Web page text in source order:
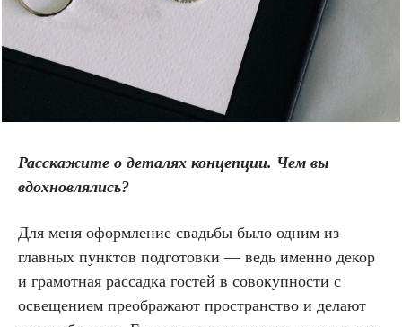
Расскажите о деталях концепции. Чем вы
вдохновлялись?
Для меня оформление свадьбы было одним из
главных пунктов подготовки — ведь именно декор
и грамотная рассадка гостей в совокупности с
освещением преображают пространство и делают